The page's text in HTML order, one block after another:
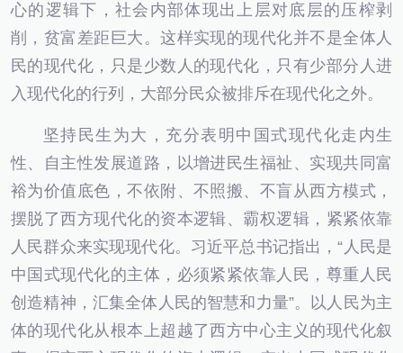
心的逻辑下，社会内部体现出上层对底层的压榨剥
削，贫富差距巨大。这样实现的现代化并不是全体人
民的现代化，只是少数人的现代化，只有少部分人进
入现代化的行列，大部分民众被排斥在现代化之外。
坚持民生为大，充分表明中国式现代化走内生
性、自主性发展道路，以增进民生福祉、实现共同富
裕为价值底色，不依附、不照搬、不盲从西方模式，
摆脱了西方现代化的资本逻辑、霸权逻辑，紧紧依靠
人民群众来实现现代化。习近平总书记指出，“人民是
中国式现代化的主体，必须紧紧依靠人民，尊重人民
创造精神，汇集全体人民的智慧和力量”。以人民为主
体的现代化从根本上超越了西方中心主义的现代化叙